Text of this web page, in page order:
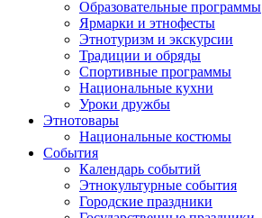
Образовательные программы
Ярмарки и этнофесты
Этнотуризм и экскурсии
Традиции и обряды
Спортивные программы
Национальные кухни
Уроки дружбы
Этнотовары
Национальные костюмы
События
Календарь событий
Этнокультурные события
Городские праздники